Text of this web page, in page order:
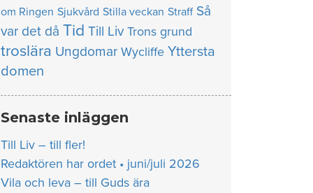
om Ringen Sjukvård Stilla veckan Straff Så
var det då Tid Till Liv Trons grund
troslära Ungdomar Wycliffe Yttersta
domen
Senaste inläggen
Till Liv – till fler!
Redaktören har ordet • juni/juli 2026
Vila och leva – till Guds ära